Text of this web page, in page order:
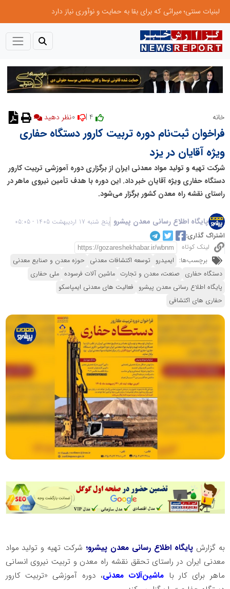
لبنیات سنتی؛ میراثی که برای بقا به حمایت و نوآوری نیاز دارد
خانه نظر دهید
فراخوان ثبت‌نام دوره تربیت کارور دستگاه حفاری
ویژه آقایان در یزد
شرکت تهیه و تولید مواد معدنی ایران از برگزاری دوره آموزشی تربیت کارور
دستگاه حفاری ویژه آقایان خبر داد. این دوره با هدف تأمین نیروی ماهر در
راستای نقشه راه معدن کشور برگزار می‌شود.
پایگاه اطلاع رسانی معدن پیشرو پنج شنبه 17 اردیبهشت 1405 - 05:05
اشتراک گذاری:
لینک کوتاه
برچسب‌ها: ایمیدرو توسعه اکتشافات معدنی حوزه معدن و صنایع معدنی
دستگاه حفاری صنعت، معدن و تجارت ماشین آلات فرسوده ملی حفاری
پایگاه اطلاع رسانی معدن پیشرو فعالیت های معدنی ایمپاسکو
حفاری های اکتشافی
به گزارشپایگاه اطلاع رسانی معدن پیشرو؛ شرکت تهیه و تولید مواد
معدنی ایران در راستای تحقق نقشه راه معدن و تربیت نیروی انسانی
ماهر برای کار با ماشین‌آلات معدنی، دوره آموزشی «تربیت کارور